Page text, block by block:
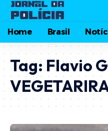
Home Brasil
Tag: Flavio